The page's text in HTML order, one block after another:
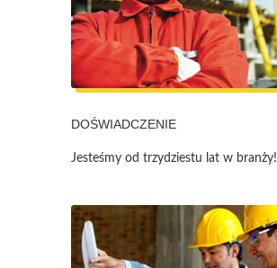
DOŚWIADCZENIE
Jesteśmy od trzydziestu lat w branży!